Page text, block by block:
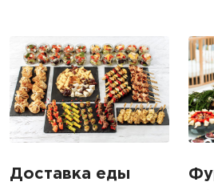
Доставка еды